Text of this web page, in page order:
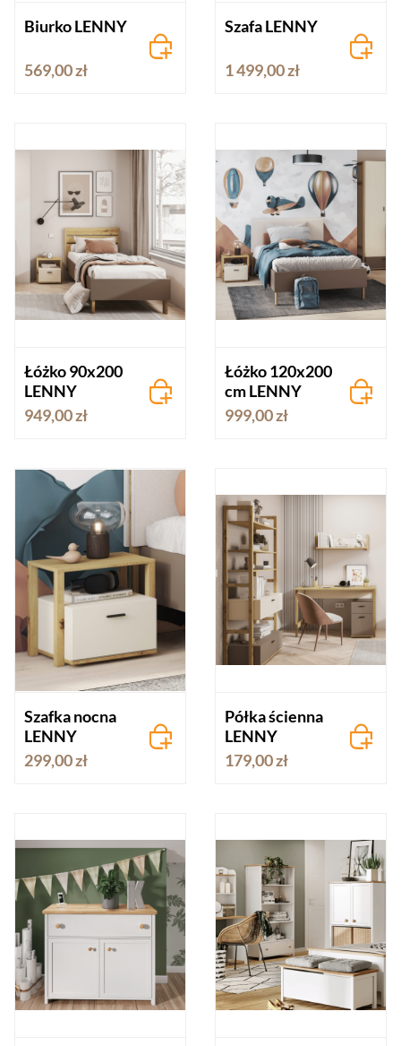
Biurko LENNY
569,00 zł
Szafa LENNY
1 499,00 zł
Łóżko 90x200
LENNY
949,00 zł
Łóżko 120x200
cm LENNY
999,00 zł
Szafka nocna
LENNY
299,00 zł
Półka ścienna
LENNY
179,00 zł